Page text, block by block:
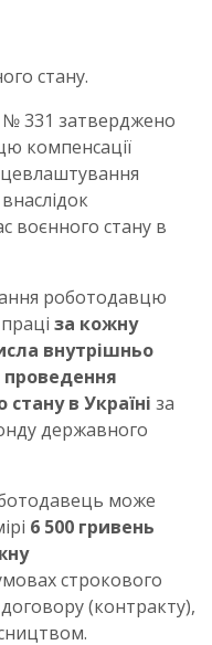
стану.
331 затверджено
компенсації
воєнного стану в
роботодавцю
за кожну
внутрішньо
проведення
в Україні за
державного
може
6 500 гривень
строкового
(контракту),